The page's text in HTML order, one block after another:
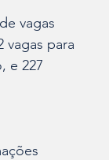
vagas
vagas para
e 227